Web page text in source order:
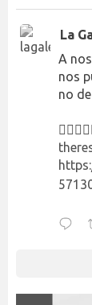
La
A
nos
no